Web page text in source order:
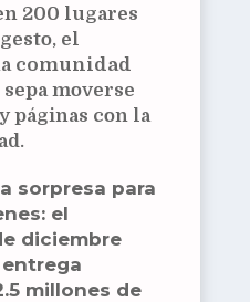
200 lugares
el
comunidad
sepa moverse
páginas con la
sorpresa para
el
diciembre
millones de